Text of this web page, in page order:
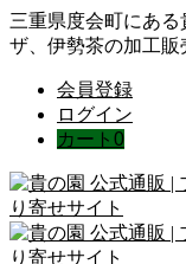
三重県度会町にあ
ザ、伊勢茶の加工販
会員登録
ログイン
カート 0